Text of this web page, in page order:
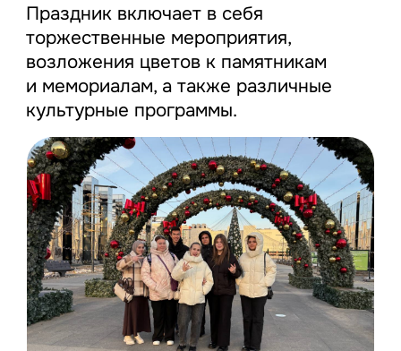
Праздник включает в себя
торжественные мероприятия,
возложения цветов к памятникам
и мемориалам, а также различные
культурные программы.